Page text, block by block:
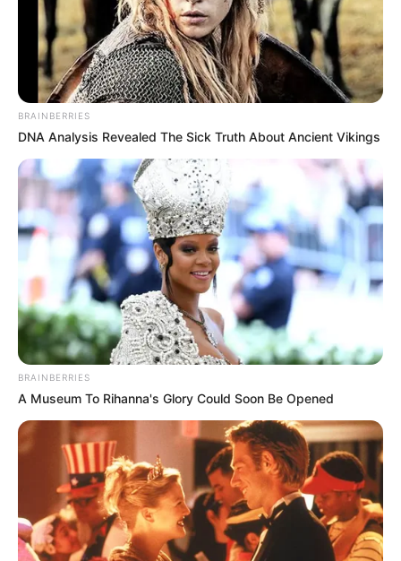
(foto: instagram/steffy_ai)
2. Mirip dengan Wendy Walters, kan?
BRAINBERRIES
DNA Analysis Revealed The Sick Truth About Ancient Vikings
BRAINBERRIES
A Museum To Rihanna's Glory Could Soon Be Opened